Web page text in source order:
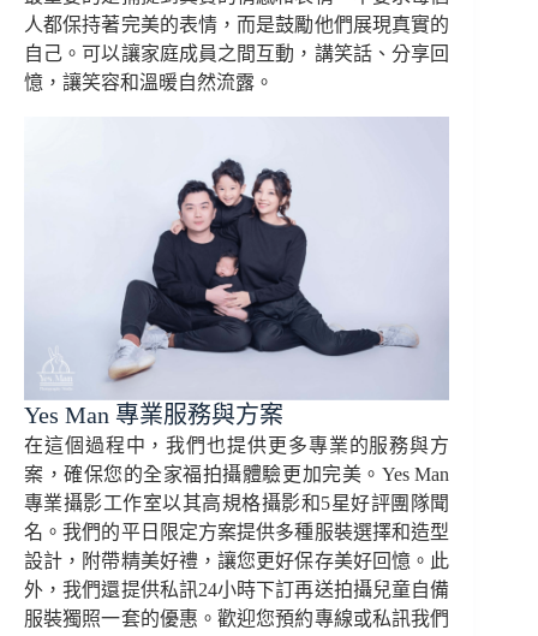
人都保持著完美的表情，而是鼓勵他們展現真實的
自己。可以讓家庭成員之間互動，講笑話、分享回
憶，讓笑容和溫暖自然流露。
Yes Man 專業服務與方案
在這個過程中，我們也提供更多專業的服務與方
案，確保您的全家福拍攝體驗更加完美。Yes Man
專業攝影工作室以其高規格攝影和5星好評團隊聞
名。我們的平日限定方案提供多種服裝選擇和造型
設計，附帶精美好禮，讓您更好保存美好回憶。此
外，我們還提供私訊24小時下訂再送拍攝兒童自備
服裝獨照一套的優惠。歡迎您預約專線或私訊我們